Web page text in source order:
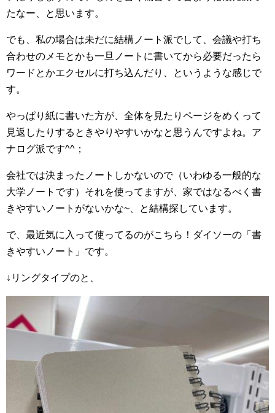
たなー、と思います。
でも、私の場合は未だに結構ノート派でして、会議や打ち
合わせのメモとかも一旦ノートに書いてから必要だったら
ワードとかエクセルに打ち込んだり、というような感じで
す。
やっぱり紙に書いた方が、全体を見たりページをめくって
見返したりするときやりやすいかなと思うんですよね。ア
ナログ派です^^；
会社では決まったノートしかないので（いわゆる一般的な
大学ノートです）それを使ってますが、家ではなるべく書
きやすいノートがないかな~、と結構探しています。
で、最近気に入って使ってるのがこちら！ダイソーの「書
きやすいノート」です。
↓リングタイプのと、